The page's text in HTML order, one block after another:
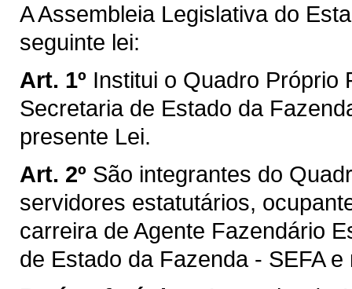
A Assembleia Legislativa do
seguinte lei:
Art. 1º Institui o Quadro Próprio
Secretaria de Estado da
presente Lei.
Art. 2º São integrantes do
servidores estatutários,
carreira de Agente Fazendário
de Estado da Fazenda - SEFA